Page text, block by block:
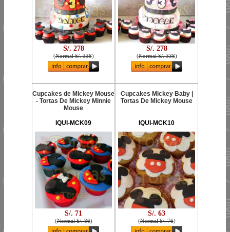
S/. 278
(Normal S/. 338)
S/. 278
(Normal S/. 338)
Cupcakes de Mickey Mouse
- Tortas De Mickey Minnie
Mouse
IQUI-MCK09
S/. 71
(Normal S/. 86)
Cupcakes Mickey Baby |
Tortas De Mickey Mouse
IQUI-MCK10
S/. 63
(Normal S/. 76)